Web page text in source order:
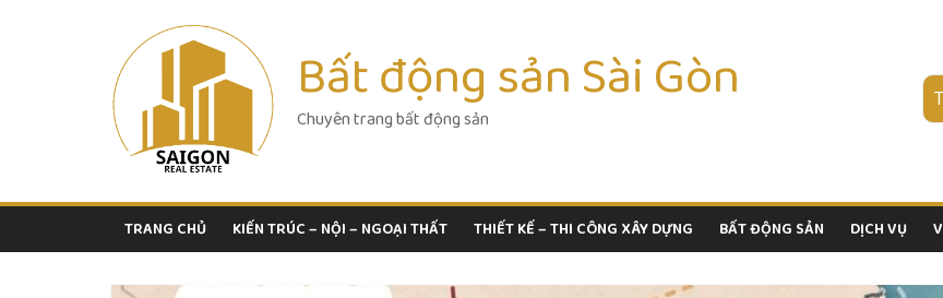
Bất động sản Sài Gòn
Chuyên trang bất động sản
TRANG CHỦ KIẾN TRÚC – NỘI – NGOẠI THẤT THIẾT KẾ – THI CÔNG XÂY DỰNG BẤT ĐỘNG SẢN DỊCH VỤ